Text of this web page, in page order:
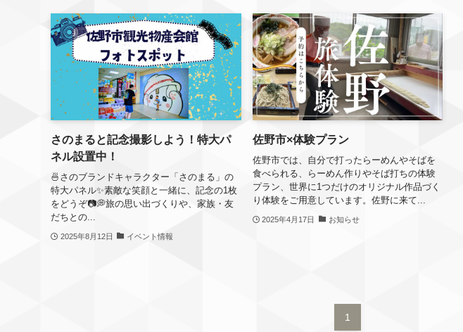
さのまると記念撮影しよう！特大パ
ネル設置中！
🍜さのブランドキャラクター「さのまる」の
特大パネル✨素敵な笑顔と一緒に、記念の1枚
をどうぞ📷💭旅の思い出づくりや、家族・友
だちとの...
2025年8月12日 イベント情報
佐野市×体験プラン
佐野市では、自分で打ったらーめんやそばを
食べられる、らーめん作りやそば打ちの体験
プラン、世界に1つだけのオリジナル作品づく
り体験をご用意しています。佐野に来て...
2025年4月17日 お知らせ
1